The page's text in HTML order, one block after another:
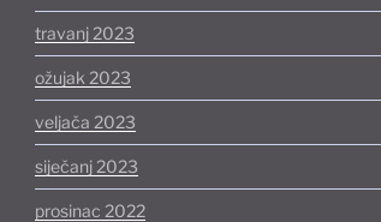
travanj 2023
ožujak 2023
veljača 2023
siječanj 2023
prosinac 2022